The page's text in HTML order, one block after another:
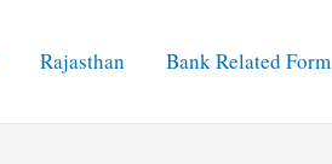
Rajasthan Bank Related Form